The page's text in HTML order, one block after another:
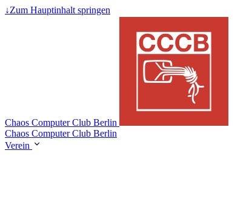
↓Zum Hauptinhalt springen
Chaos Computer Club Berlin
Chaos Computer Club Berlin
Verein